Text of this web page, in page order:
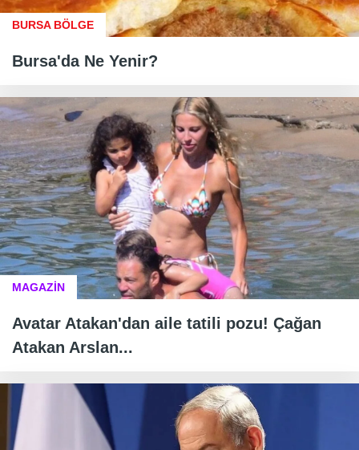
BURSA BÖLGE
Bursa'da Ne Yenir?
MAGAZİN
Avatar Atakan'dan aile tatili pozu! Çağan
Atakan Arslan...